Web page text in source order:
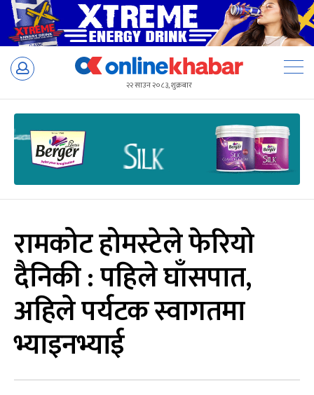
Skip
२२ साउन २०८३, शुक्रबार
रामकोट होमस्टेले फेरियो
दैनिकी : पहिले घाँसपात,
अहिले पर्यटक स्वागतमा
भ्याइनभ्याई